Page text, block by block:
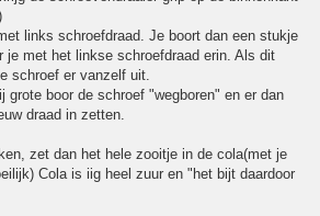
links schroefdraad. Je boort dan een stukje
je met het linkse schroefdraad erin. Als dit
schroef er vanzelf uit.
grote boor de schroef "wegboren" en er dan
draad in zetten.
zet dan het hele zooitje in de cola(met je
Cola is iig heel zuur en "het bijt daardoor